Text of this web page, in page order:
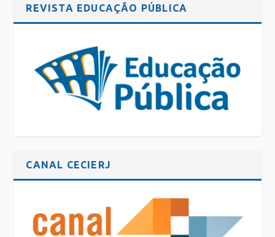
REVISTA EDUCAÇÃO PÚBLICA
CANAL CECIERJ